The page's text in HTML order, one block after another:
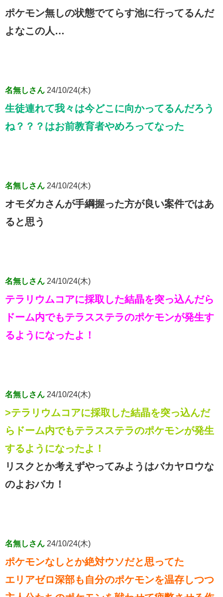
ポケモン無しの状態でてらす池に行ってるんだ
よなこの人…
名無しさん 24/10/24(木)
生徒連れて我々は今どこに向かってるんだろう
ね？？？はお前教育者やめろってなった
名無しさん 24/10/24(木)
オモダカさんが手綱握った方が良い案件ではあ
ると思う
名無しさん 24/10/24(木)
テラリウムコアに採取した結晶を突っ込んだら
ドーム内でもテラスステラのポケモンが発生す
るようになったよ！
名無しさん 24/10/24(木)
>テラリウムコアに採取した結晶を突っ込んだ
らドーム内でもテラスステラのポケモンが発生
するようになったよ！
リスクとか考えずやってみようはバカヤロウな
のよおバカ！
名無しさん 24/10/24(木)
ポケモンなしとか絶対ウソだと思ってた
エリアゼロ深部も自分のポケモンを温存しつつ